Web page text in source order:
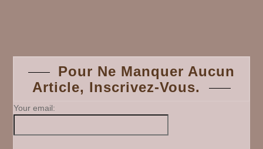
navigation
Pour Ne Manquer Aucun
Article, Inscrivez-Vous.
Your email: